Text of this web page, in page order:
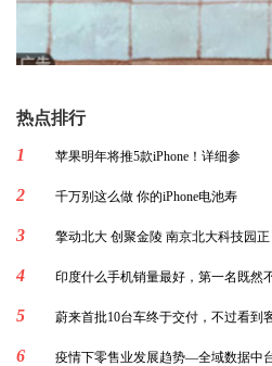
热点排行
1
苹果明年将推5款iPhone！详细参
2 千万别这么做 你的iPhone电池寿
3 擎动北大 创聚金陵 南京北大科技园正
4 印度什么手机销量最好，第一名既然
5 蔚来首批10台车终于交付，不过看到
6 疫情下零售业发展趋势—全域数据中